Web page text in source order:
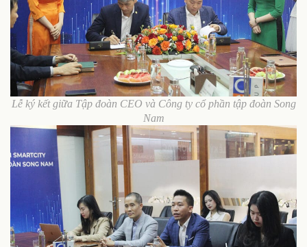
Lễ ký kết giữa Tập đoàn CEO và Công ty cổ phần tập đoàn Song
Nam